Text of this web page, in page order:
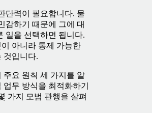
단력이 필요합니다. 물
감하기 때문에 그에 대
일을 선택하면 됩니다.
아니라 통제 가능한
것입니다.
주요 원칙 세 가지를 알
무 방식을 최적화하기
가지 모범 관행을 살펴